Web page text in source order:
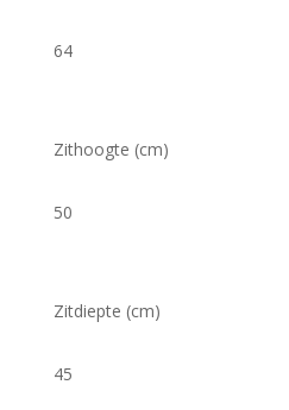
64
Zithoogte (cm)
50
Zitdiepte (cm)
45